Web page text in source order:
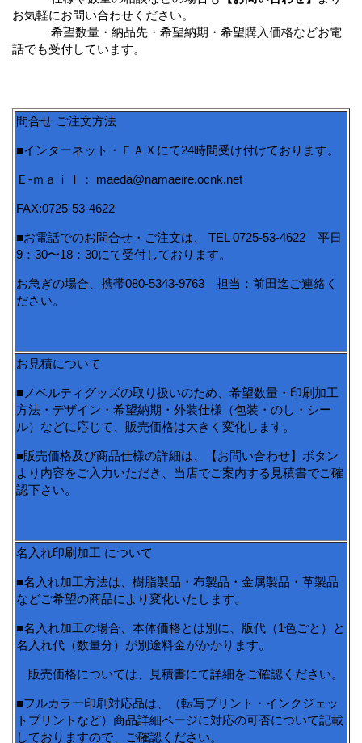
お気軽にお問い合わせください。
希望数量・納品先・希望納期・希望購入価格などお電
話でも受付しています。
問合せ ご注文方法
■インターネット・ＦＡＸにて24時間受け付けております。
Ｅ-ｍａｉｌ： maeda@namaeire.ocnk.net
FAX:0725-53-4622
■お電話でのお問合せ・ご注文は、 TEL 0725-53-4622 平日
9：30〜18：30にて受付しております。
お急ぎの場合、携帯080-5343-9763 担当：前田迄ご連絡く
ださい。
お見積について
■ノベルティグッズの取り扱いのため、希望数量・印刷加工
方法・デザイン・希望納期・外装仕様（包装・のし・シー
ル）などに応じて、販売価格は大きく変化します。
■販売価格及び商品仕様の詳細は、【お問い合わせ】ボタン
より内容をご入力いただき、当店でご案内する見積書でご確
認下さい。
名入れ印刷加工 について
■名入れ加工方法は、樹脂製品・布製品・金属製品・革製品
などご希望の商品により変化いたします。
■名入れ加工の場合、本体価格とは別に、版代（1色ごと）と
名入れ代（数量分）が別途料金がかかります。
販売価格については、見積書にて詳細をご確認ください。
■フルカラー印刷対応品は、（転写プリント・インクジェッ
トプリントなど）商品詳細ページに対応の可否について記載
しておりますので、ご確認ください。